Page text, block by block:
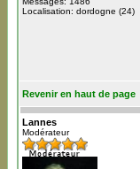
Localisation: dordogne (24)
Revenir en haut de page
Lannes
Modérateur